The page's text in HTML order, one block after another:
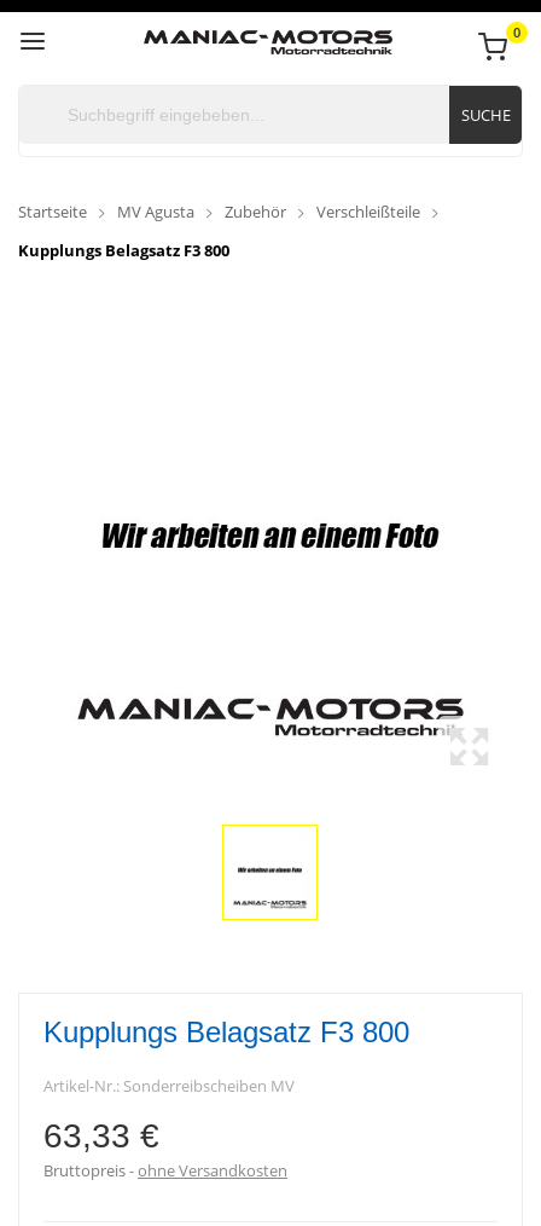
0
SUCHE
Startseite MV Agusta Zubehör
Verschleißteile
Kupplungs Belagsatz F3 800
Kupplungs Belagsatz F3 800
Artikel-Nr.: Sonderreibscheiben MV
63,33 €
Bruttopreis ohne Versandkosten